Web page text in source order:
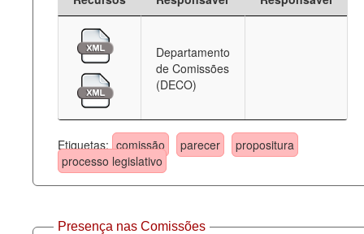
Departamento
de Comissões
(DECO)
Etiquetas: comissão parecer
propositura
processo legislativo
Presença nas Comissões